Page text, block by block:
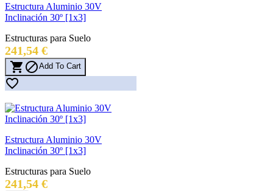
Estructura Aluminio 30V
Inclinación 30º [1x3]
Estructuras para Suelo
241,54 €Precio
 Add To Cart

Estructura Aluminio 30V
Inclinación 30º [1x3]
Estructuras para Suelo
241,54 €Precio